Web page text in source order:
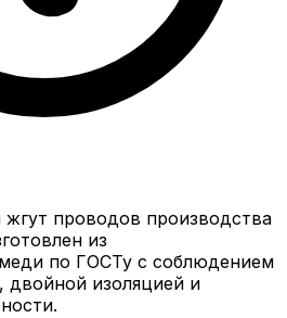
проводов производства
из
по ГОСТу с соблюдением
двойной изоляцией и